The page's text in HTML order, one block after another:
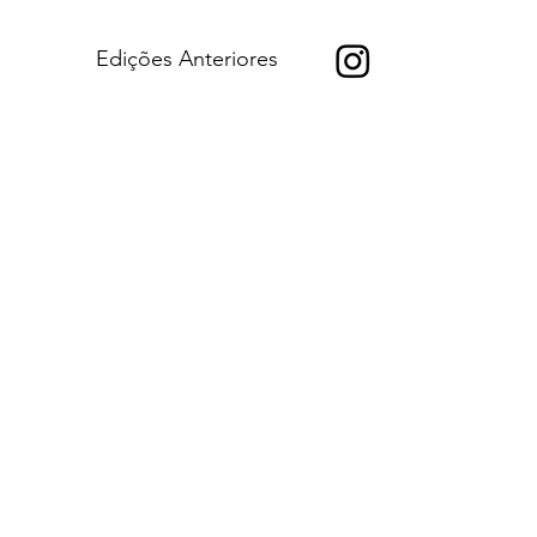
Edições Anteriores